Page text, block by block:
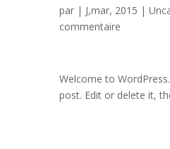
par | J,mar, 2015 |
commentaire
Welcome to
post. Edit or delete it,